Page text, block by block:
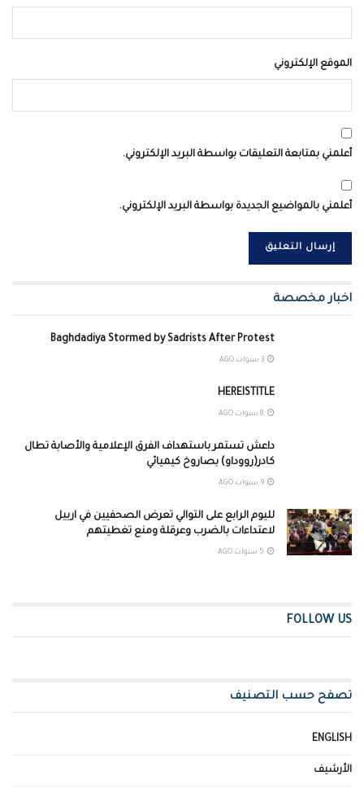
الموقع الإلكتروني
أعلمني بمتابعة التعليقات بواسطة البريد الإلكتروني.
أعلمني بالمواضيع الجديدة بواسطة البريد الإلكتروني.
اخبار مخصصة
Baghdadiya Stormed by Sadrists After Protest
3 سنوات AGO
HEREISTITLE
8 سنوات AGO
داعش تستمر باستهداف الفرق الإعلامية والأصابة تطال
كادر(رووداو) بصاروخ كيميائي
9 سنوات AGO
لليوم الرابع على التوالي تعرض الصحفيين في اربيل
لاعتداءات بالضرب وعرقلة ومنع تغطيتهم
5 سنوات AGO
FOLLOW US
تصفح حسب التصنيف
ENGLISH
الأرشيف